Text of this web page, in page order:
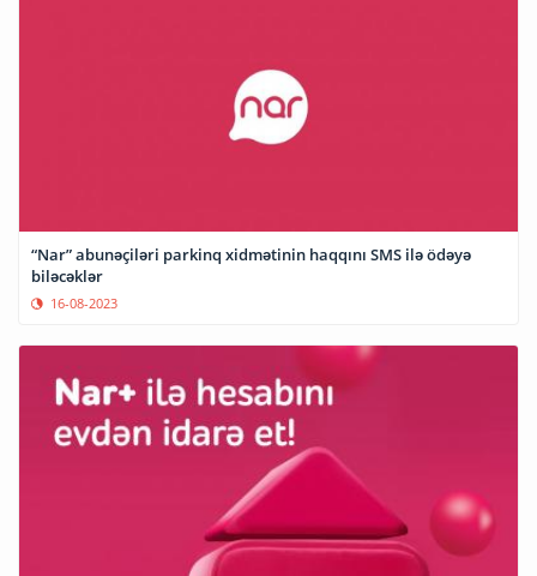
“Nar” abunəçiləri parkinq xidmətinin haqqını SMS ilə ödəyə
biləcəklər
16-08-2023